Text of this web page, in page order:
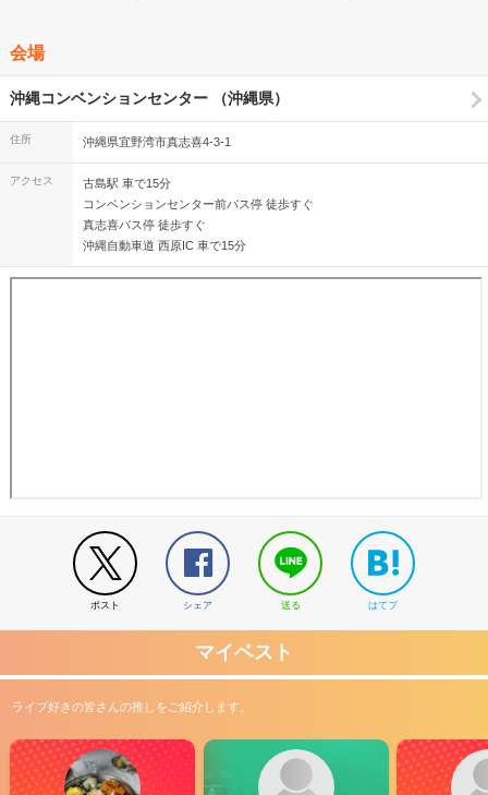
会場
沖縄コンベンションセンター （沖縄県）
住所 沖縄県宜野湾市真志喜4-3-1
アクセス
古島駅 車で15分
コンベンションセンター前バス停 徒歩すぐ
真志喜バス停 徒歩すぐ
沖縄自動車道 西原IC 車で15分
ポスト シェア 送る はてブ
マイベスト
ライブ好きの皆さんの推しをご紹介します。